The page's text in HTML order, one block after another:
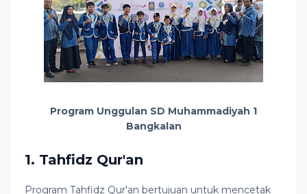
Program Unggulan SD Muhammadiyah 1
Bangkalan
1. Tahfidz Qur'an
Program Tahfidz Qur'an bertujuan untuk mencetak